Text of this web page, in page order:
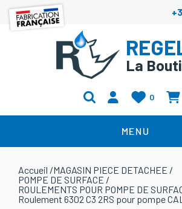
La
0
MENU
Accueil /MAGASIN PIECE DETACHEE /
POMPE DE SURFACE /
ROULEMENTS POUR POMPE DE
Roulement 6302 C3 2RS pour pompe